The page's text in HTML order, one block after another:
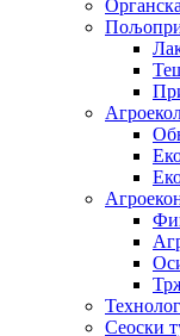
Сеоски